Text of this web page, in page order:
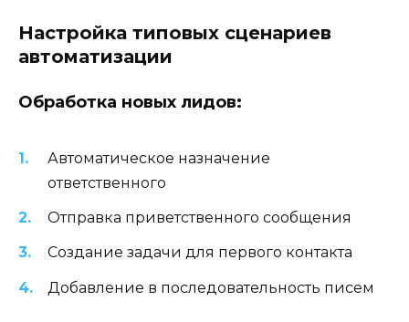
Настройка типовых сценариев
автоматизации
Обработка новых лидов:
Автоматическое назначение
ответственного
Отправка приветственного сообщения
Создание задачи для первого контакта
Добавление в последовательность писем